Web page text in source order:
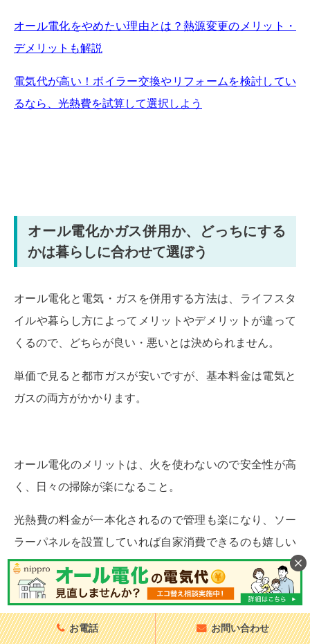
オール電化をやめたい理由とは？熱源変更のメリット・
デメリットも解説
電気代が高い！ボイラー交換やリフォームを検討してい
るなら、光熱費を試算して選択しよう
オール電化かガス併用か、どっちにする
かは暮らしに合わせて選ぼう
オール電化と電気・ガスを併用する方法は、ライフスタ
イルや暮らし方によってメリットやデメリットが違って
くるので、どちらが良い・悪いとは決められません。
単価で見ると都市ガスが安いですが、基本料金は電気と
ガスの両方がかかります。
オール電化のメリットは、火を使わないので安全性が高
く、日々の掃除が楽になること。
光熱費の料金が一本化されるので管理も楽になり、ソー
ラーパネルを設置していれば自家消費できるのも嬉しい
ポイントです。
ただし、初期費用が高く、昼間電力が高いので昼間に家
お電話 お問い合わせ